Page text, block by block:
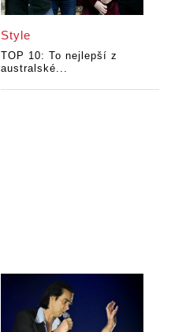
Style
TOP 10: To nejlepší z
australské...